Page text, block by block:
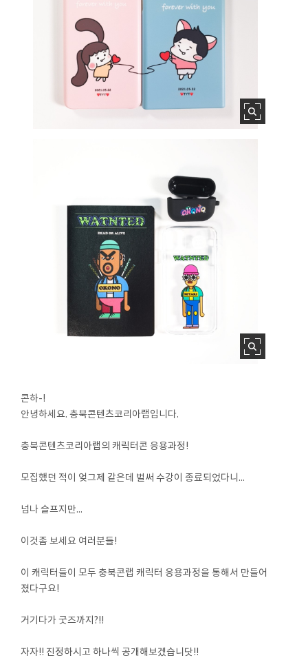
콘하-!
안녕하세요. 충북콘텐츠코리아랩입니다.
충북콘텐츠코리아랩의 캐릭터콘 응용과정!
모집했던 적이 엊그제 같은데 벌써 수강이 종료되었다니...
넘나 슬프지만...
이것좀 보세요 여러분들!
이 캐릭터들이 모두 충북콘랩 캐릭터 응용과정을 통해서 만들어
졌다구요!
거기다가 굿즈까지?!!
자자!! 진정하시고 하나씩 공개해보겠습니닷!!